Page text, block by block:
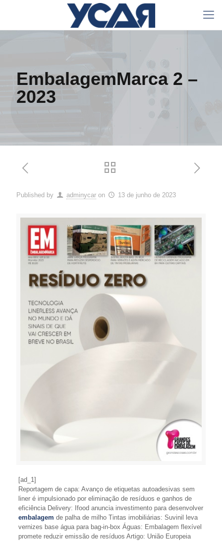
EmbalagemMarca 2 –
2023
Published by adminycar on 13 de junho de 2023
[ad_1]
Reportagem de capa: Avanço de etiquetas autoadesivas sem
liner é impulsionado por eliminação de resíduos e ganhos de
eficiência Delivery: Ifood anuncia investimento para desenvolver
embalagem de palha de milho Tintas imobiliárias: Suvinil leva
vernizes base água para bag-in-box Águas: Embalagem flexível
promete reduzir emissão de resíduos Artigo: União Europeia